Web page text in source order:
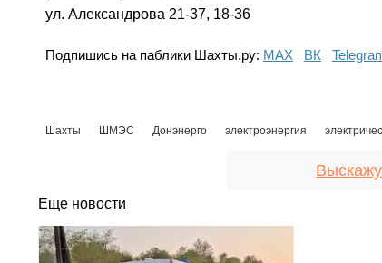
ул. Александрова 21-37, 18-36
Подпишись на паблики Шахты.ру: МАХ ВК
Шахты ШМЭС Донэнерго электроэнергия
Еще новости